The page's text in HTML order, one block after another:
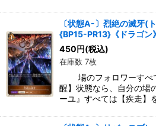
〔状態A-〕烈絶の滅牙(
{BP15-PR13}《ドラゴン》
450円(税込)
在庫数 7枚
場のフォロワーすべ
醒】状態なら、自分の場
ーユ』すべては【疾走】